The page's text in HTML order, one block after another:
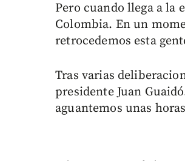
Pero cuando llega a la
Colombia. En un
retrocedemos esta
Tras varias
presidente Juan
aguantemos unas